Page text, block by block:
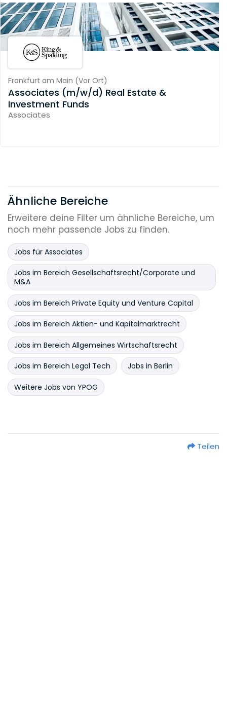
Frankfurt am Main (Vor Ort)
Associates (m/w/d) Real Estate &
Investment Funds
Associates
Ähnliche Bereiche
Erweitere deine Filter um ähnliche Bereiche, um
noch mehr passende Jobs zu finden.
Jobs für Associates
Jobs im Bereich Gesellschaftsrecht/Corporate und
M&A
Jobs im Bereich Private Equity und Venture Capital
Jobs im Bereich Aktien- und Kapitalmarktrecht
Jobs im Bereich Allgemeines Wirtschaftsrecht
Jobs im Bereich Legal Tech Jobs in Berlin
Weitere Jobs von YPOG
Teilen